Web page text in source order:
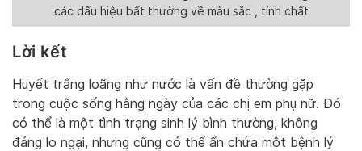
các dấu hiệu bất thường về màu sắc , tính chất
Lời kết
Huyết trắng loãng như nước là vấn đề thường gặp
trong cuộc sống hằng ngày của các chị em phụ nữ. Đó
có thể là một tình trạng sinh lý bình thường, không
đáng lo ngại, nhưng cũng có thể ẩn chứa một bệnh lý